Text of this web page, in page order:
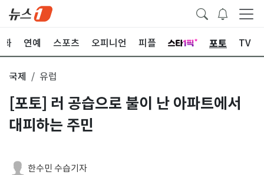
화 연예 스포츠 오피니언 피플 포토 TV
국제 유럽
[포토] 러 공습으로 불이 난 아파트에서
대피하는 주민
한수민 수습기자